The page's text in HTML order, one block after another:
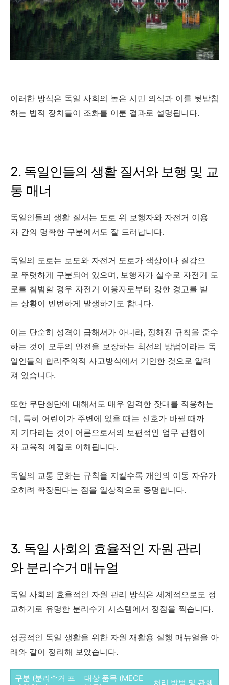
이러한 방식은 독일 사회의 높은 시민 의식과 이를 뒷받침
하는 법적 장치들이 조화를 이룬 결과로 설명됩니다.
2. 독일인들의 생활 질서와 보행 및 교
통 매너
독일인들의 생활 질서는 도로 위 보행자와 자전거 이용
자 간의 명확한 구분에서도 잘 드러납니다.
독일의 도로는 보도와 자전거 도로가 색상이나 질감으
로 뚜렷하게 구분되어 있으며, 보행자가 실수로 자전거 도
로를 침범할 경우 자전거 이용자로부터 강한 경고를 받
는 상황이 빈번하게 발생하기도 합니다.
이는 단순히 성격이 급해서가 아니라, 정해진 규칙을 준수
하는 것이 모두의 안전을 보장하는 최선의 방법이라는 독
일인들의 합리주의적 사고방식에서 기인한 것으로 알려
져 있습니다.
또한 무단횡단에 대해서도 매우 엄격한 잣대를 적용하는
데, 특히 어린이가 주변에 있을 때는 신호가 바뀔 때까
지 기다리는 것이 어른으로서의 보편적인 업무 관행이
자 교육적 예절로 이해됩니다.
독일의 교통 문화는 규칙을 지킬수록 개인의 이동 자유가
오히려 확장된다는 점을 일상적으로 증명합니다.
3. 독일 사회의 효율적인 자원 관리
와 분리수거 매뉴얼
독일 사회의 효율적인 자원 관리 방식은 세계적으로도 정
교하기로 유명한 분리수거 시스템에서 정점을 찍습니다.
성공적인 독일 생활을 위한 자원 재활용 실행 매뉴얼을 아
래와 같이 정리해 보았습니다.
구분 (분리수거 프
대상 품목 (MECE
처리 방법 및 관행